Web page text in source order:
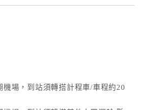
機場，到站須轉搭計程車/車程約20